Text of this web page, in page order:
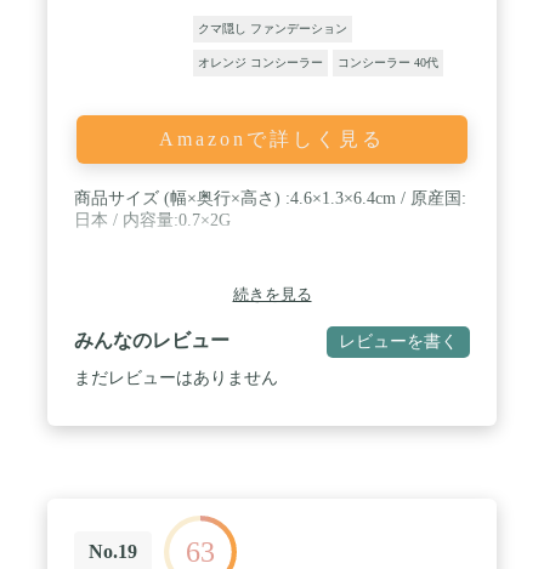
クマ隠し ファンデーション
オレンジ コンシーラー コンシーラー 40代
Amazonで詳しく見る
商品サイズ (幅×奥行×高さ) :4.6×1.3×6.4cm / 原産国:
日本 / 内容量:0.7×2G
続きを見る
みんなのレビュー レビューを書く
まだレビューはありません
No.19 63